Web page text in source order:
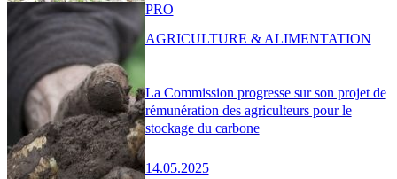
La Commission progresse sur son projet de
rémunération des agriculteurs pour le
stockage du carbone
14.05.2025
PRO
AGRICULTURE & ALIMENTATION